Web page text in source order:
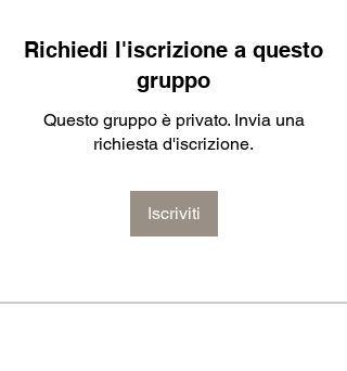
Richiedi l'iscrizione a questo
gruppo
Questo gruppo è privato. Invia una
richiesta d'iscrizione.
Iscriviti